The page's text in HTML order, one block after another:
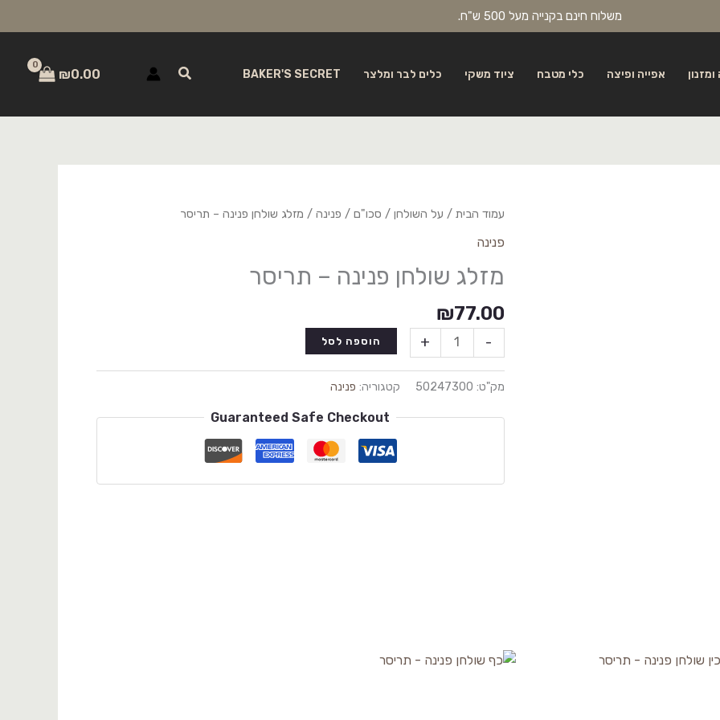
משלוח חינם בקנייה מעל 500 ש"ח.
אפייה ופיצה כלי מטבח ציוד משקי כלים לבר ומלצר BAKER'S SECRET חיפוש ₪0.00
עמוד הבית / על השולחן / סכו"ם / פנינה / מזלג שולחן פנינה – תריסר
פנינה
מזלג שולחן פנינה – תריסר
₪77.00
-
+ הוספה לסל
מק"ט: 50247300 קטגוריה: פנינה
Guaranteed Safe Checkout